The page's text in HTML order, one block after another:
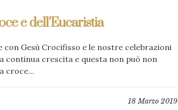
e dell’Eucaristia
Gesù Crocifisso e le nostre celebrazioni
continua crescita e questa non può non
croce...
18 Marzo 2019